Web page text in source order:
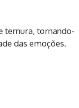
ternura, tornando-
das emoções.